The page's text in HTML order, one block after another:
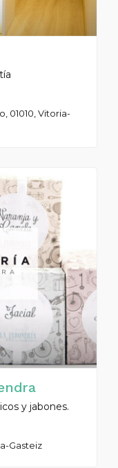
01010, Vitoria-
y jabones.
Gasteiz